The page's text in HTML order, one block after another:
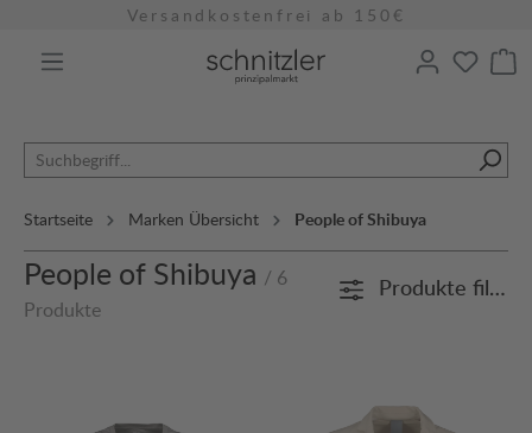
Versandkostenfrei ab 150€
Startseite Marken Übersicht People of Shibuya
People of Shibuya / 6
Produkte
Produkte filtern